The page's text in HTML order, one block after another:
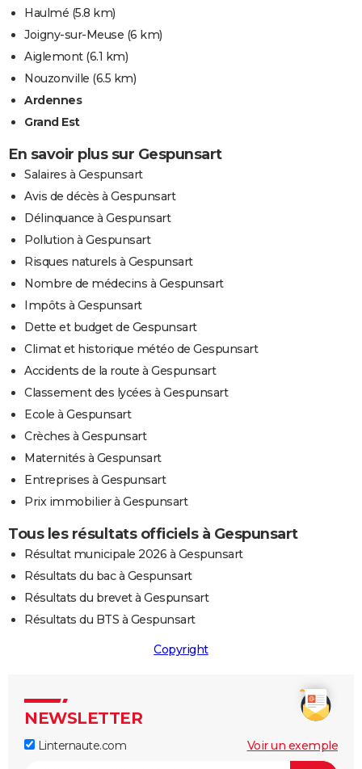
Haulmé (5.8 km)
Joigny-sur-Meuse (6 km)
Aiglemont(6.1 km)
Nouzonville (6.5 km)
Ardennes
Grand Est
En savoir plus sur Gespunsart
Salaires à Gespunsart
Avis de décès à Gespunsart
Délinquance à Gespunsart
Pollution à Gespunsart
Risques naturels à Gespunsart
Nombre de médecins à Gespunsart
Impôts à Gespunsart
Dette et budget de Gespunsart
Climat et historique météo de Gespunsart
Accidents de la route à Gespunsart
Classement des lycées à Gespunsart
Ecole à Gespunsart
Crèches à Gespunsart
Maternités à Gespunsart
Entreprises à Gespunsart
Prix immobilier à Gespunsart
Tous les résultats officiels à Gespunsart
Résultat municipale 2026 à Gespunsart
Résultats du bac à Gespunsart
Résultats du brevet à Gespunsart
Résultats du BTS à Gespunsart
Copyright
NEWSLETTER
Linternaute.com Voir un exemple